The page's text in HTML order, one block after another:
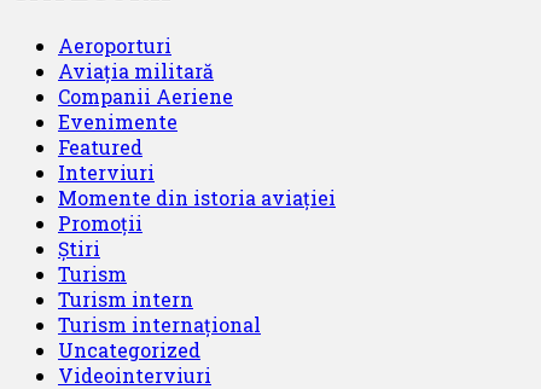
Aeroporturi
Aviația militară
Companii Aeriene
Evenimente
Featured
Interviuri
Momente din istoria aviației
Promoții
Știri
Turism
Turism intern
Turism internațional
Uncategorized
Videointerviuri